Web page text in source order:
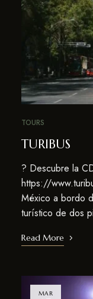
TOURS
TURIBUS
? Descubre la
https://
México a bordo
turístico de dos
Read More
MAR